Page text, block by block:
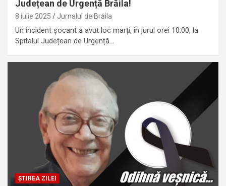
Județean de Urgență Brăila!
8 iulie 2025 Jurnalul de Brăila
Un incident șocant a avut loc marți, în jurul orei 10:00, la
Spitalul Județean de Urgență…
ȘTIREA ZILEI